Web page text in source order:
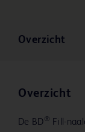
Overzicht
Overzicht
De BD® Fill-